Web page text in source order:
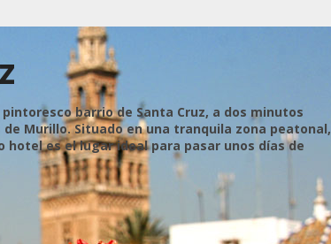
barrio de Santa Cruz, a dos minutos
Murillo. Situado en una tranquila zona peatonal,
es el lugar ideal para pasar unos días de